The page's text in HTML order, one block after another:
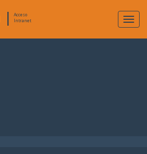
|
Acceso
Intranet